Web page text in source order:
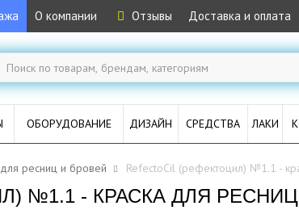
О компании Отзывы Доставка и оплата
ОБОРУДОВАНИЕ ДИЗАЙН СРЕДСТВА ЛАКИ
ресниц и бровей RefectoCil (рефектоцил) №1.1 -
№1.1 - КРАСКА ДЛЯ